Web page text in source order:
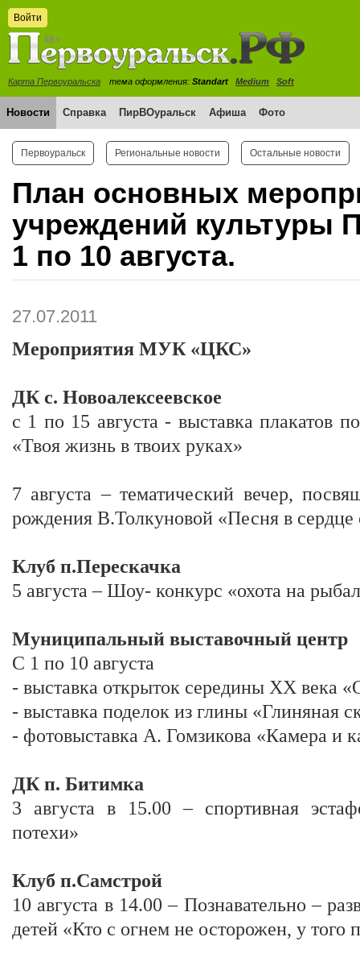
Войти
Карта Первоуральска тема оформления: Standart Medium Soft
Новости Справка ПирВОуральск Афиша Фото
Первоуральск Региональные новости Остальные новости
План основных
учреждений культуры
1 по 10 августа.
27.07.2011
Мероприятия МУК «ЦКС»
ДК с. Новоалексеевское
с 1 по 15 августа - выставка плакатов
«Твоя жизнь в твоих руках»
7 августа – тематический вечер,
рождения В.Толкуновой «Песня в сердце
Клуб п.Перескачка
5 августа – Шоу- конкурс «охота на
Муниципальный выставочный центр
С 1 по 10 августа
- выставка открыток середины ХХ века
- выставка поделок из глины «Глиняная
- фотовыставка А. Гомзикова «Камера и
ДК п. Битимка
3 августа в 15.00 – спортивная
потехи»
Клуб п.Самстрой
10 августа в 14.00 – Познавательно –
детей «Кто с огнем не осторожен, у того